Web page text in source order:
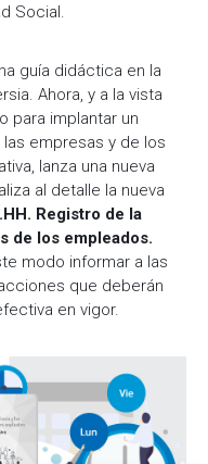
Social.
guía didáctica en la
Ahora, y a la vista
para implantar un
las empresas y de los
lanza una nueva
al detalle la nueva
Registro de la
de los empleados.
modo informar a las
que deberán
en vigor.